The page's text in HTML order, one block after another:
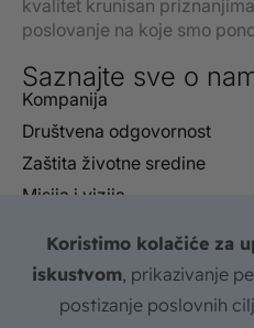
kvalitet krunisan
poslovanje na koje smo
Saznajte sve o
Kompanija
Društvena odgovornost
Zaštita životne sredine
Misija i vizija
Kontakt
Koristimo kolačiće za
iskustvom, prikazivanje
postizanje poslovnih